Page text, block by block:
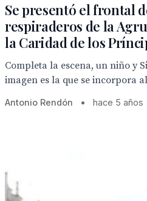
Se presentó el frontal
respiraderos de la
la Caridad de los
Completa la escena, un niño y
imagen es la que se incorpora
Antonio Rendón • hace 5 años